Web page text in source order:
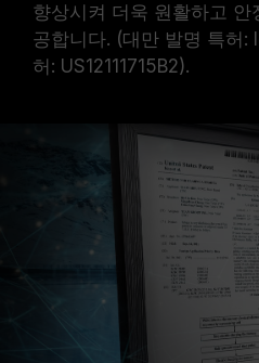
향상시켜 더욱 원활하고 안
공합니다. (대만 발명 특허
허: US12111715B2).